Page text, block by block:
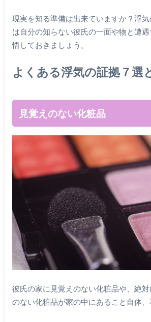
現実を知る準備は出来ていますか？浮
は自分の知らない彼氏の一面や物と遭
悟しておきましょう。
よくある浮気の証拠７選
見覚えのない化粧品
彼氏の家に見覚えのない化粧品や、絶
のない化粧品が家の中にあること自体、